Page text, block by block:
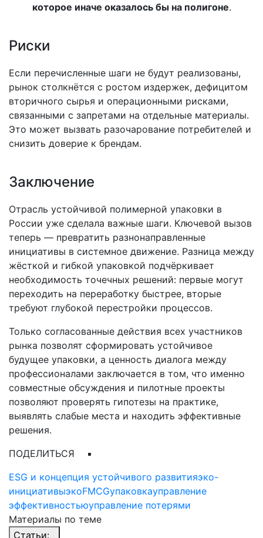
которое иначе оказалось бы на полигоне.
Риски
Если перечисленные шаги не будут реализованы,
рынок столкнётся с ростом издержек, дефицитом
вторичного сырья и операционными рисками,
связанными с запретами на отдельные материалы.
Это может вызвать разочарование потребителей и
снизить доверие к брендам.
Заключение
Отрасль устойчивой полимерной упаковки в
России уже сделала важные шаги. Ключевой вызов
теперь — превратить разнонаправленные
инициативы в системное движение. Разница между
жёсткой и гибкой упаковкой подчёркивает
необходимость точечных решений: первые могут
переходить на переработку быстрее, вторые
требуют глубокой перестройки процессов.
Только согласованные действия всех участников
рынка позволят сформировать устойчивое
будущее упаковки, а ценность диалога между
профессионалами заключается в том, что именно
совместные обсуждения и пилотные проекты
позволяют проверять гипотезы на практике,
выявлять слабые места и находить эффективные
решения.
ESG и концепция устойчивого развитияэко-
инициативыэкоFMCGупаковкауправление
эффективностьюуправление потерями
ПОДЕЛИТЬСЯ
Материалы по теме
Статьи: